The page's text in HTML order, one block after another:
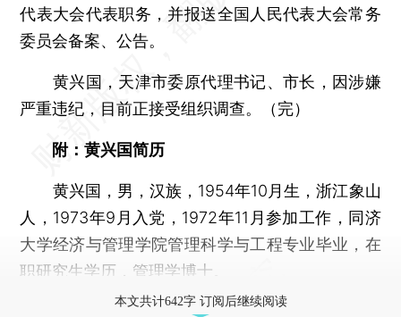
代表大会代表职务，并报送全国人民代表大会常务
委员会备案、公告。
黄兴国，天津市委原代理书记、市长，因涉嫌
严重违纪，目前正接受组织调查。（完）
附：黄兴国简历
黄兴国，男，汉族，1954年10月生，浙江象山
人，1973年9月入党，1972年11月参加工作，同济
大学经济与管理学院管理科学与工程专业毕业，在
职研究生学历，管理学博士。
本文共计642字 订阅后继续阅读